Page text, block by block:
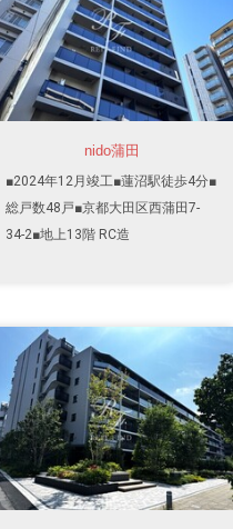
nido蒲田
■2024年12月竣工■蓮沼駅徒歩4分■
総戸数48戸■京都大田区西蒲田7-
34-2■地上13階 RC造